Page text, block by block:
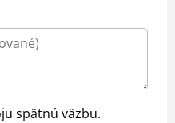
spätnú väzbu.